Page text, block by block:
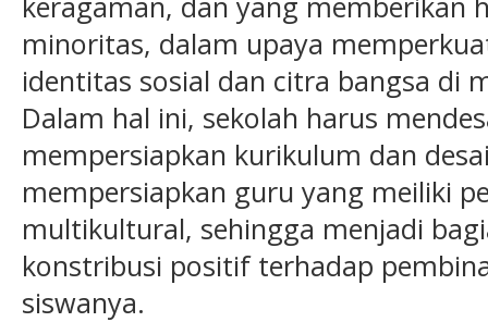
minoritas, dalam upaya
identitas sosial dan citra bangsa di
Dalam hal ini, sekolah harus
mempersiapkan kurikulum dan
mempersiapkan guru yang meiliki
multikultural, sehingga menjadi
konstribusi positif terhadap
siswanya.